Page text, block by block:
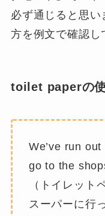
必ず通じると思
方を例文で確認し
toilet paperの
We’ve run
go to the
（トイレット
スーパーに行